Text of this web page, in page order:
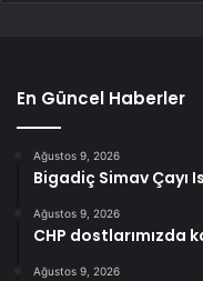
En Güncel Haberler
Ağustos 9, 2026
Bigadiç Simav Çayı
Ağustos 9, 2026
CHP dostlarımızda
Ağustos 9, 2026